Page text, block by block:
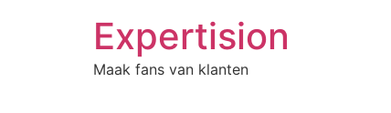
Expertision
Maak fans van klanten